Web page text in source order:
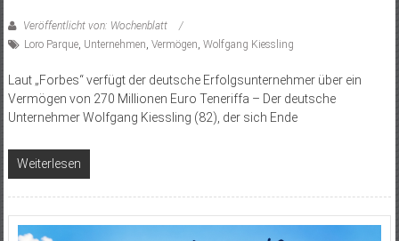
Veröffentlicht von: Wochenblatt
Loro Parque, Unternehmen, Vermögen, Wolfgang Kiessling
Laut „Forbes“ verfügt der deutsche Erfolgsunternehmer über ein
Vermögen von 270 Millionen Euro Teneriffa – Der deutsche
Unternehmer Wolfgang Kiessling (82), der sich Ende
Weiterlesen